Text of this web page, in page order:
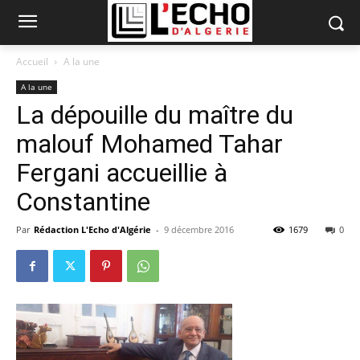
Accueil A la une
A la une
La dépouille du maître du
malouf Mohamed Tahar
Fergani accueillie à
Constantine
Par Rédaction L'Echo d'Algérie - 9 décembre 2016 0
1679